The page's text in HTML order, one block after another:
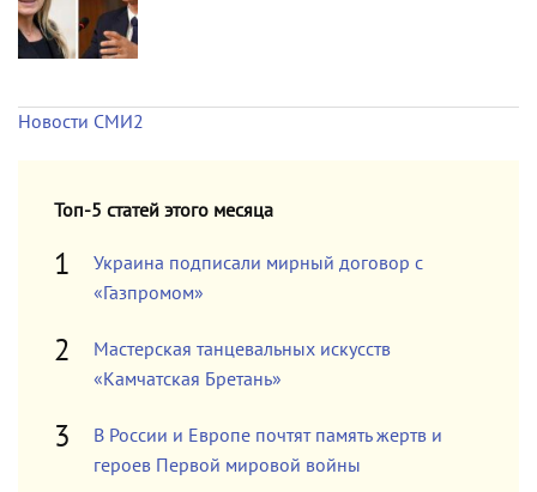
Новости СМИ2
Топ-5 статей этого месяца
Украина подписали мирный договор с
«Газпромом»
Мастерская танцевальных искусств
«Камчатская Бретань»
В России и Европе почтят память жертв и
героев Первой мировой войны